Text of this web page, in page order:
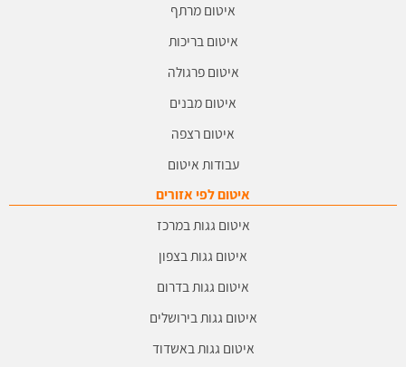
איטום מרתף
איטום בריכות
איטום פרגולה
איטום מבנים
איטום רצפה
עבודות איטום
איטום לפי אזורים
איטום גגות במרכז
איטום גגות בצפון
איטום גגות בדרום
איטום גגות בירושלים
איטום גגות באשדוד